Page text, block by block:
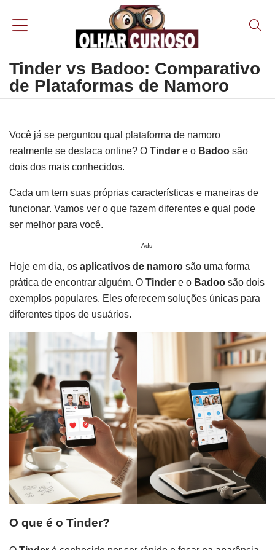
Tinder vs Badoo: Comparativo
de Plataformas de Namoro
Você já se perguntou qual plataforma de namoro
realmente se destaca online? O Tinder e o Badoo são
dois dos mais conhecidos.
Cada um tem suas próprias características e maneiras de
funcionar. Vamos ver o que fazem diferentes e qual pode
ser melhor para você.
Ads
Hoje em dia, os aplicativos de namoro são uma forma
prática de encontrar alguém. O Tinder e o Badoo são dois
exemplos populares. Eles oferecem soluções únicas para
diferentes tipos de usuários.
O que é o Tinder?